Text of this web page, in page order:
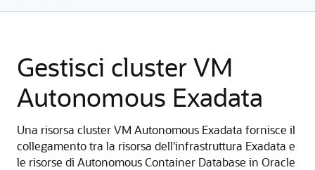
Gestisci cluster VM
Autonomous Exadata
Una risorsa cluster VM Autonomous Exadata fornisce il
collegamento tra la risorsa dell'infrastruttura Exadata e
le risorse di Autonomous Container Database in Oracle